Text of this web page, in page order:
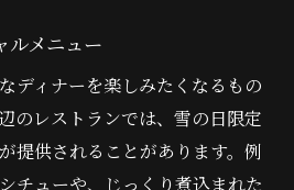
ルメニュー
ディナーを楽しみたくなるもの
のレストランでは、雪の日限定
提供されることがあります。例
チューや、じっくり煮込まれた